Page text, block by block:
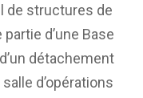
de structures de
d’une Base
détachement
d’opérations